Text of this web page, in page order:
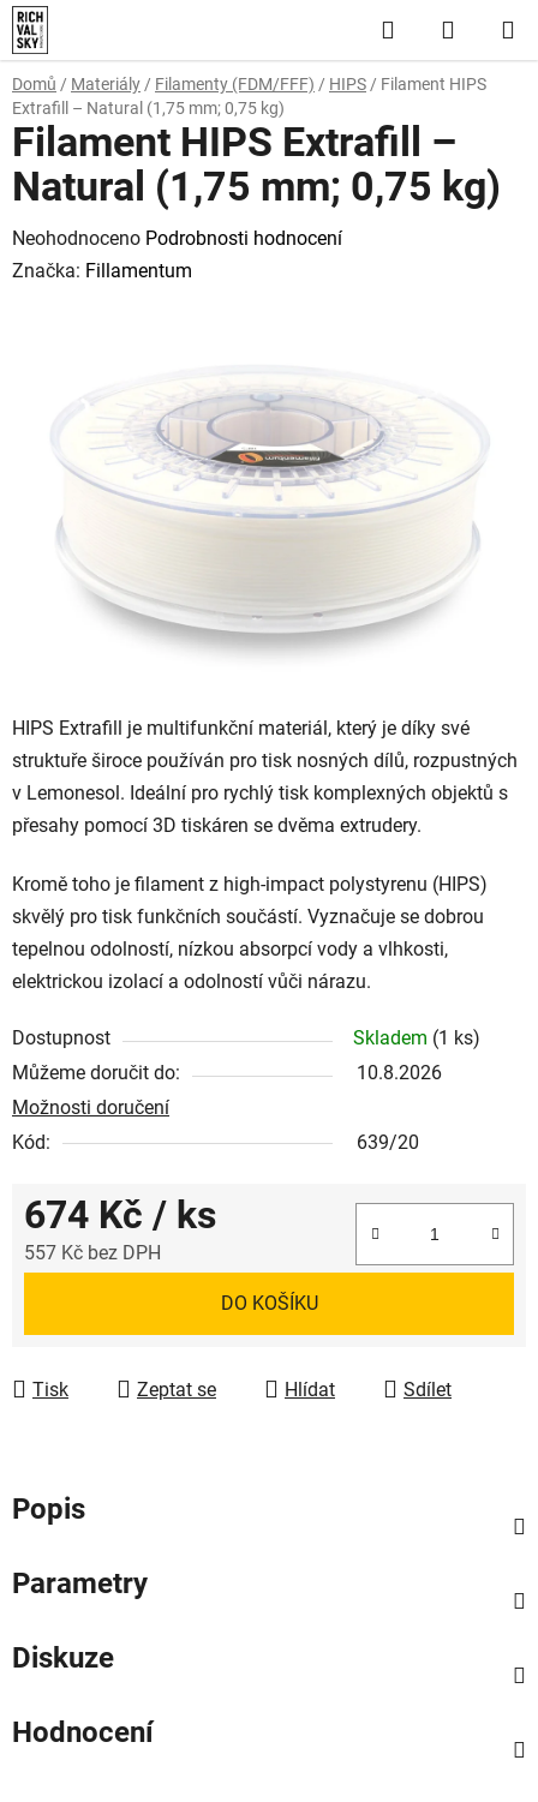
Přejít
na
obsah
Hledat
KOŠÍK
Domů / Materiály / Filamenty (FDM/FFF) / HIPS / Filament HIPS
Extrafill – Natural (1,75 mm; 0,75 kg)
HIPS Extrafill je multifunkční materiál, který je díky své
struktuře široce používán pro tisk nosných dílů, rozpustných
v Lemonesol. Ideální pro rychlý tisk komplexných objektů s
přesahy pomocí 3D tiskáren se dvěma extrudery.
Kromě toho je filament z high-impact polystyrenu (HIPS)
skvělý pro tisk funkčních součástí. Vyznačuje se dobrou
tepelnou odolností, nízkou absorpcí vody a vlhkosti,
elektrickou izolací a odolností vůči nárazu.
Dostupnost Skladem (1 ks)
Můžeme doručit do:
10.8.2026
Možnosti doručení
Kód:
639/20
674 Kč / ks
557 Kč bez DPH
DO KOŠÍKU
Tisk Zeptat se Hlídat Sdílet
Filament HIPS Extrafill –
Natural (1,75 mm; 0,75 kg)
Průměrné
hodnocení
hvězdiček.
Neohodnoceno Podrobnosti hodnocení
Značka: Fillamentum
Popis
Parametry
Diskuze
Hodnocení